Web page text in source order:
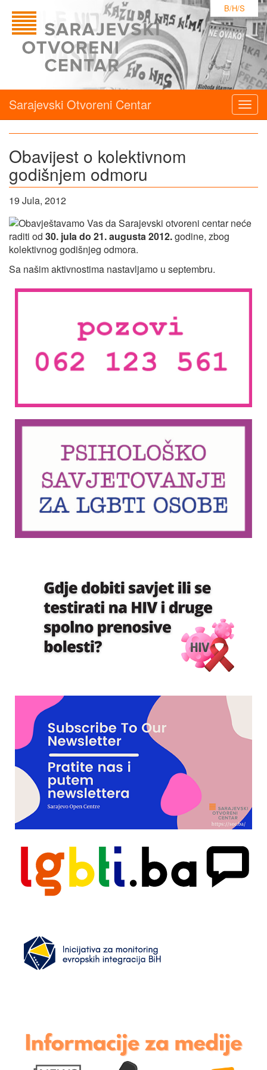
B/H/S
Sarajevski Otvoreni Centar
Obavijest o kolektivnom
godišnjem odmoru
19 Jula, 2012
Obavještavamo Vas da Sarajevski otvoreni centar neće
raditi od 30. jula do 21. augusta 2012.godine, zbog
kolektivnog godišnjeg odmora.
Sa našim aktivnostima nastavljamo u septembru.